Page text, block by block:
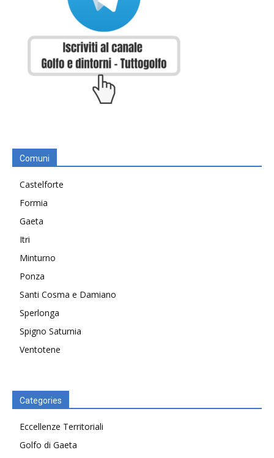
Comuni
Castelforte
Formia
Gaeta
Itri
Minturno
Ponza
Santi Cosma e Damiano
Sperlonga
Spigno Saturnia
Ventotene
Categories
Eccellenze Territoriali
Golfo di Gaeta